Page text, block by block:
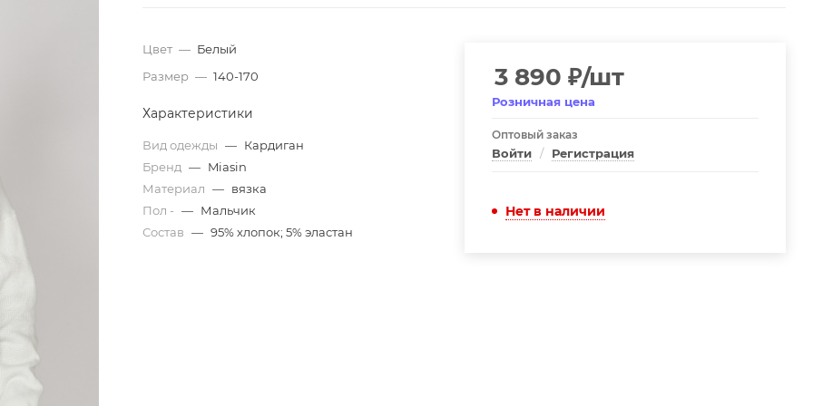
Цвет — Белый
Размер — 140-170
Характеристики
Вид одежды — Кардиган
Бренд — Miasin
Материал — вязка
Пол - — Мальчик
Состав — 95% хлопок; 5% эластан
3 890 ₽/шт
Розничная цена
Оптовый заказ
Войти / Регистрация
Нет в наличии